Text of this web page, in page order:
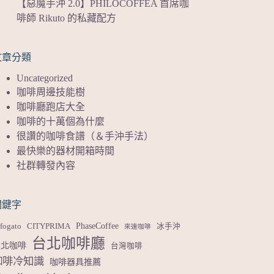
【惡魔手沖 2.0】PHILOCOFFEA 首席咖
啡師 Rikuto 的私藏配方
分類
Uncategorized
咖啡周邊技能樹
咖啡廳跑店大全
咖啡的十萬個為什麼
很讚的咖啡食譜（＆手沖手法）
最快樂的器材開箱時間
社群轉發內容
字
CITYPRIMA PhaseCoffee 來速咖啡 冰手沖
咖啡 台北咖啡廳 台灣咖啡
啡冷知識 咖啡器具推薦